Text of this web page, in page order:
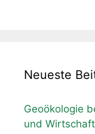
Neueste
Geoökologie
und